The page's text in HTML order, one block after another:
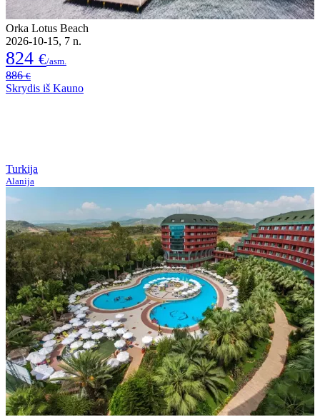
Orka Lotus Beach
2026-10-15, 7 n.
824 €/asm.
886€
Skrydis iš Kauno
Turkija
Alanija